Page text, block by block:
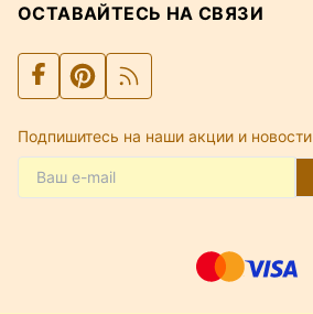
ОСТАВАЙТЕСЬ НА СВЯЗИ
Подпишитесь на наши акции и новости